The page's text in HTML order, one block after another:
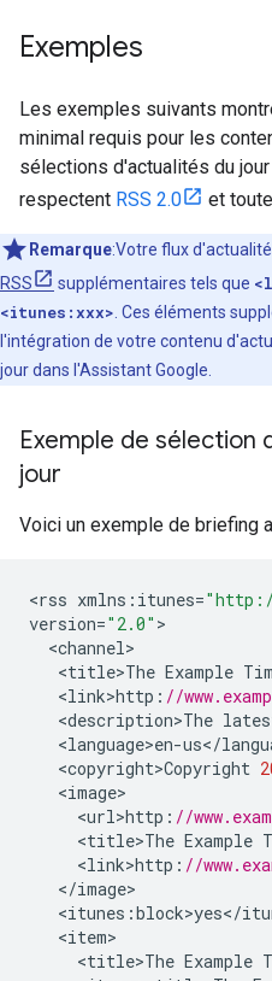
Exemples
Les exemples suivants
minimal requis pour les
sélections d'actualités du
respectent RSS 2.0 et
Remarque:Votre flux
RSS
supplémentaires tels que
<itunes:xxx> . Ces éléments
l'intégration de votre contenu
jour dans l'Assistant Google.
Exemple de sélection
jour
Voici un exemple de briefing
<rss xmlns : itunes=
version="2.0"
<channel
<title>The Example
<link>http : //
<description>The
<language>en-us</
<copyright>Copyright
<image
<url>http : //
<title>The Example
<link>http : //
</image
<itunes :block>yes</
<item
<title>The Example